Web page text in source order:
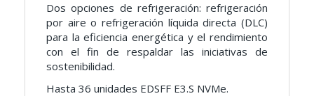
Dos opciones de refrigeración: refrigeración
por aire o refrigeración líquida directa (DLC)
para la eficiencia energética y el rendimiento
con el fin de respaldar las iniciativas de
sostenibilidad.
Hasta 36 unidades EDSFF E3.S NVMe.